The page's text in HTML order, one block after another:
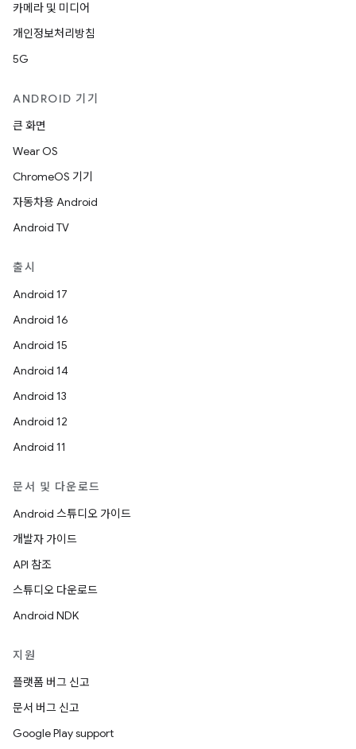
카메라 및 미디어
개인정보처리방침
5G
ANDROID 기기
큰 화면
Wear OS
ChromeOS 기기
자동차용 Android
Android TV
출시
Android 17
Android 16
Android 15
Android 14
Android 13
Android 12
Android 11
문서 및 다운로드
Android 스튜디오 가이드
개발자 가이드
API 참조
스튜디오 다운로드
Android NDK
지원
플랫폼 버그 신고
문서 버그 신고
Google Play support